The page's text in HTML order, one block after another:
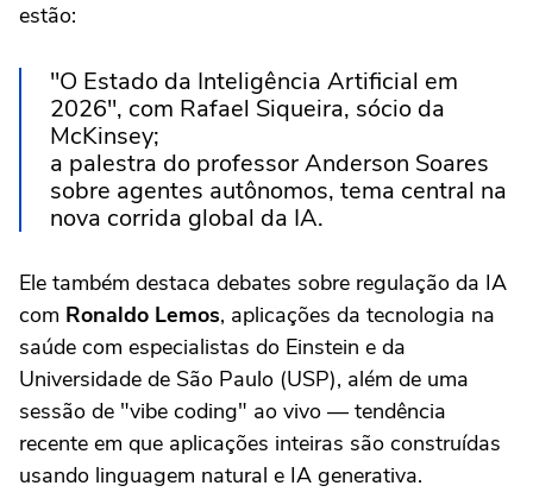
estão:
"O Estado da Inteligência Artificial em
2026", com Rafael Siqueira, sócio da
McKinsey;
a palestra do professor Anderson Soares
sobre agentes autônomos, tema central na
nova corrida global da IA.
Ele também destaca debates sobre regulação da IA
com Ronaldo Lemos, aplicações da tecnologia na
saúde com especialistas do Einstein e da
Universidade de São Paulo (USP), além de uma
sessão de "vibe coding" ao vivo — tendência
recente em que aplicações inteiras são construídas
usando linguagem natural e IA generativa.